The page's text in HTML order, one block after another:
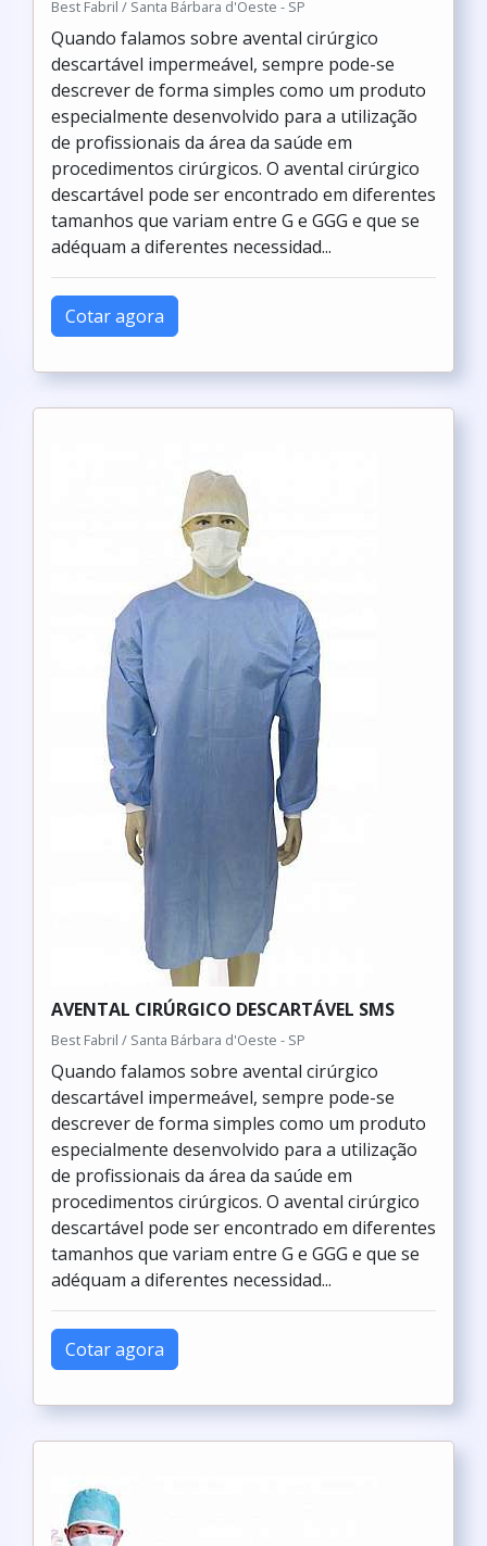
Best Fabril / Santa Bárbara d'Oeste - SP
Quando falamos sobre avental cirúrgico
descartável impermeável, sempre pode-se
descrever de forma simples como um produto
especialmente desenvolvido para a utilização
de profissionais da área da saúde em
procedimentos cirúrgicos. O avental cirúrgico
descartável pode ser encontrado em diferentes
tamanhos que variam entre G e GGG e que se
adéquam a diferentes necessidad...
Cotar agora
AVENTAL CIRÚRGICO DESCARTÁVEL SMS
Best Fabril / Santa Bárbara d'Oeste - SP
Quando falamos sobre avental cirúrgico
descartável impermeável, sempre pode-se
descrever de forma simples como um produto
especialmente desenvolvido para a utilização
de profissionais da área da saúde em
procedimentos cirúrgicos. O avental cirúrgico
descartável pode ser encontrado em diferentes
tamanhos que variam entre G e GGG e que se
adéquam a diferentes necessidad...
Cotar agora